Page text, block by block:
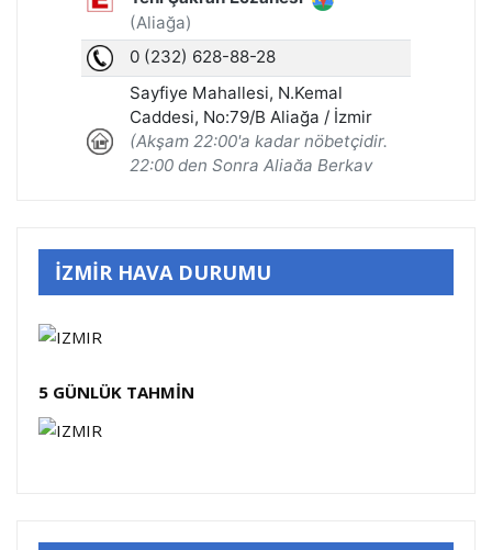
İZMİR HAVA DURUMU
5 GÜNLÜK TAHMİN